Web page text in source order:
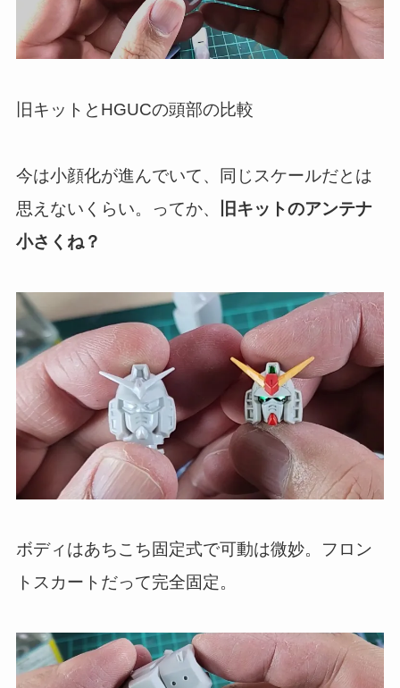
旧キットとHGUCの頭部の比較
今は小顔化が進んでいて、同じスケールだとは
思えないくらい。ってか、
旧キットのアンテナ
小さくね？
ボディはあちこち固定式で可動は微妙。フロン
トスカートだって完全固定。